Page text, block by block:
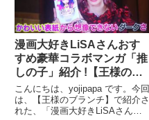
漫画大好きLiSAさんおす
すめ豪華コラボマンガ「推
しの子」紹介 !【王様のブ
ランチ】
こんにちは、yojipapa です。今回
は、【王様のブランチ】で紹介さ
れた、「漫画大好きLiSAさんが